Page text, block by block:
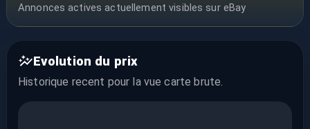
Annonces actives actuellement visibles sur eBay
Evolution du prix
Historique recent pour la vuecarte brute.